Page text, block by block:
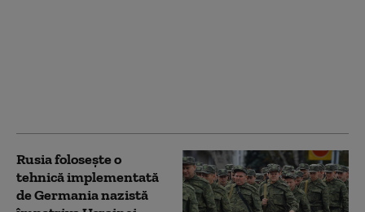
Rusia folosește o
tehnică implementată
de Germania nazistă